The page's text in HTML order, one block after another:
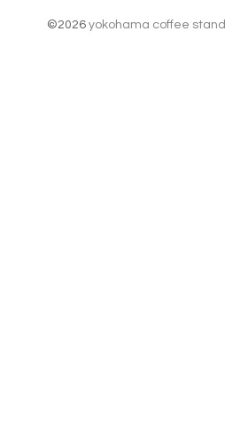
©2026 yokohama coffee stand